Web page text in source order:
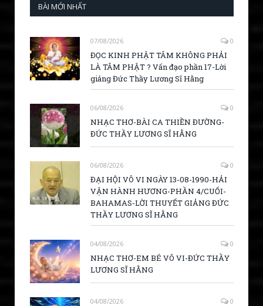
BÀI MỚI NHẤT
07/08/2026 0
ĐỌC KINH PHẬT TÂM KHÔNG PHẢI
LÀ TÂM PHẬT ? Vấn đạo phần 17-Lời
giảng Đức Thầy Lương Sĩ Hằng
06/08/2026 0
NHẠC THƠ-BÀI CA THIỀN ĐƯỜNG-
ĐỨC THẦY LƯƠNG SĨ HẰNG
06/08/2026 0
ĐẠI HỘI VÔ VI NGÀY 13-08-1990-HẢI
VẬN HÀNH HƯƠNG-PHẦN 4/CUỐI-
BAHAMAS-LỜI THUYẾT GIẢNG ĐỨC
THẦY LƯƠNG SĨ HẰNG
04/08/2026 0
NHẠC THƠ-EM BÉ VÔ VI-ĐỨC THẦY
LƯƠNG SĨ HẰNG
04/08/2026 0